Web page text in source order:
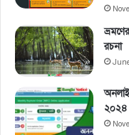
রচনা
২০২৪